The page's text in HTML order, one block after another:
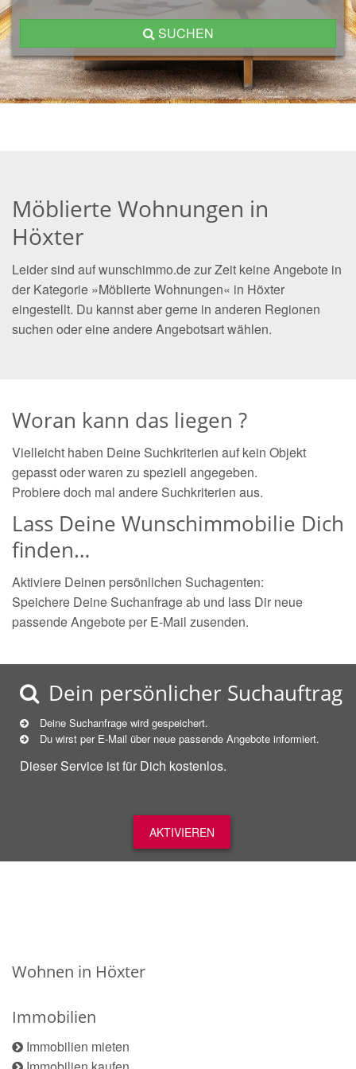
SUCHEN
Möblierte Wohnungen in
Höxter
Leider sind auf wunschimmo.de zur Zeit keine Angebote in
der Kategorie »Möblierte Wohnungen« in Höxter
eingestellt. Du kannst aber gerne in anderen Regionen
suchen oder eine andere Angebotsart wählen.
Woran kann das liegen ?
Vielleicht haben Deine Suchkriterien auf kein Objekt
gepasst oder waren zu speziell angegeben.
Probiere doch mal andere Suchkriterien aus.
Lass Deine Wunschimmobilie Dich
finden…
Aktiviere Deinen persönlichen Suchagenten:
Speichere Deine Suchanfrage ab und lass Dir neue
passende Angebote per E-Mail zusenden.
Dein persönlicher Suchauftrag
Deine Suchanfrage wird gespeichert.
Du wirst per E-Mail über neue passende Angebote informiert.
Dieser Service ist für Dich kostenlos.
AKTIVIEREN
Wohnen in Höxter
Immobilien
Immobilien mieten